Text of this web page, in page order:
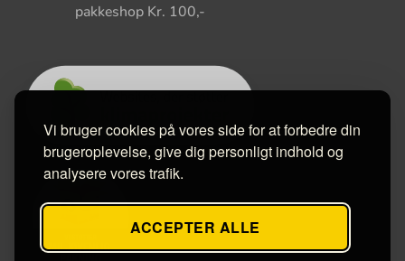
Vi bruger cookies på vores side for at forbedre din
brugeroplevelse, give dig personligt indhold og
analysere vores trafik.
ACCEPTER ALLE
pakkeshop Kr. 100,-